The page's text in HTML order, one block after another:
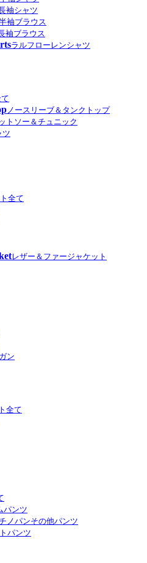
袖シャツ
袖ブラウス
袖ブラウス
ラルフローレンシャツ
ノースリーブ＆タンクトップ
トソー＆チュニック
ツ
全て
レザー＆ファージャケット
ン
全て
パンツ
ノパンその他パンツ
パンツ